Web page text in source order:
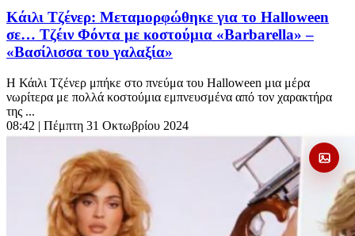
Κάιλι Τζένερ: Μεταμορφώθηκε για το Halloween
σε… Τζέιν Φόντα με κοστούμια «Barbarella» –
«Βασίλισσα του γαλαξία»
Η Κάιλι Τζένερ μπήκε στο πνεύμα του Halloween μια μέρα
νωρίτερα με πολλά κοστούμια εμπνευσμένα από τον χαρακτήρα
της ...
08:42 | Πέμπτη 31 Οκτωβρίου 2024